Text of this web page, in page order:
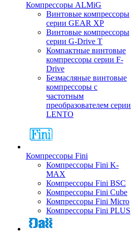
Компрессоры ALMiG
Винтовые компрессоры
серии GEAR XP
Винтовые компрессоры
серии G-Drive T
Компактные винтовые
компрессоры серии F-
Drive
Безмасляные винтовые
компрессоры с
частотным
преобразователем серии
LENTO
Компрессоры Fini
Компрессоры Fini K-
MAX
Компрессоры Fini BSC
Компрессоры Fini Cube
Компрессоры Fini Micro
Компрессоры Fini PLUS